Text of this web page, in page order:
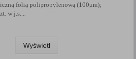
folią polipropylenową (100μm);
w j.s....
Wyświetl